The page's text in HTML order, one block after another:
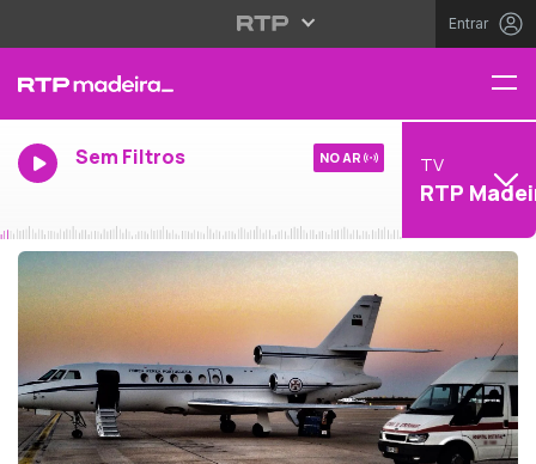
Entrar
Sem Filtros NO AR TV
RTP